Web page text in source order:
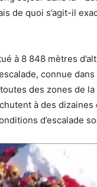
de quoi s’agit-il
à 8 848 mètres
connue
des zones de
à des
d’escalade